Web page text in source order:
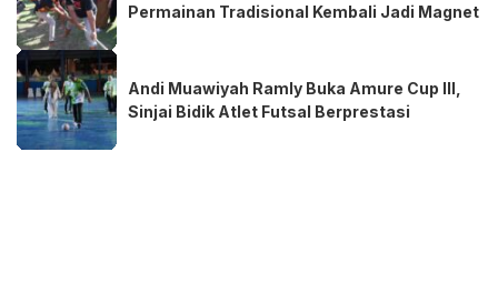
Permainan Tradisional Kembali Jadi Magnet
Andi Muawiyah Ramly Buka Amure Cup III,
Sinjai Bidik Atlet Futsal Berprestasi